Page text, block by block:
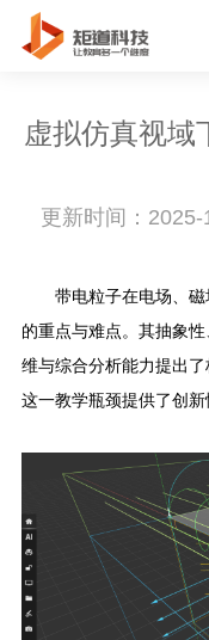
虚拟仿真视域
更新时间：2025-
带电粒子在电场、
的重点与难点。其抽象
维与综合分析能力提出
这一教学瓶颈提供了创新